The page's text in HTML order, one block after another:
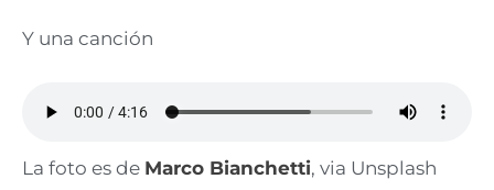
Y una canción
La foto es de Marco Bianchetti, via Unsplash